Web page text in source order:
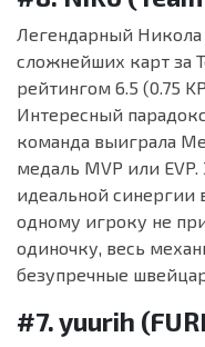
Легендарный Никола
сложнейших карт за
рейтингом 6.5 (0.75
Интересный
команда выиграла
медаль MVP или
идеальной синергии
одному игроку не
одиночку, весь
безупречные
#7. yuurih